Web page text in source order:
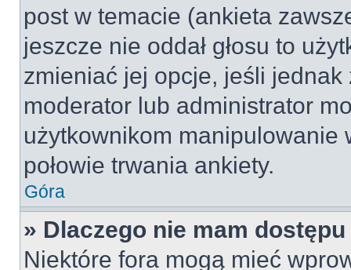
post w temacie (ankieta
jeszcze nie oddał głosu to
zmieniać jej opcje, jeśli jednak
moderator lub administrator
użytkownikom manipulowanie
połowie trwania ankiety.
Góra
» Dlaczego nie mam
Niektóre fora mogą mieć